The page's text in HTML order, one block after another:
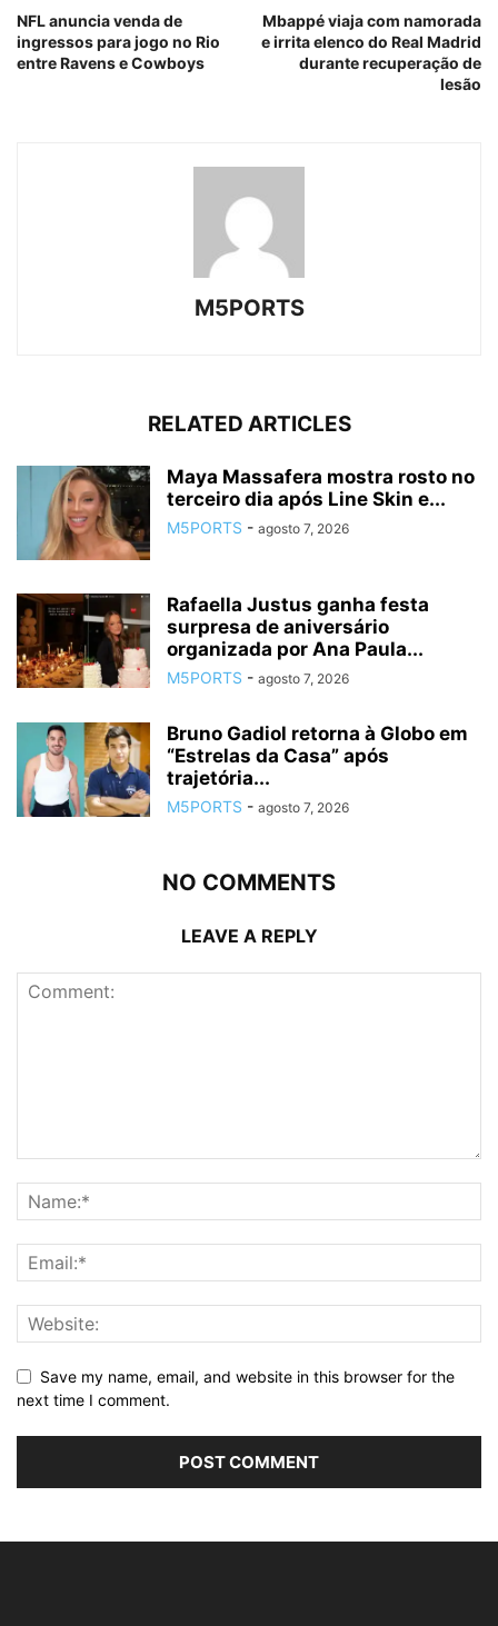
NFL anuncia venda de
ingressos para jogo no Rio
entre Ravens e Cowboys
Mbappé viaja com namorada
e irrita elenco do Real Madrid
durante recuperação de
lesão
M5PORTS
RELATED ARTICLES
Maya Massafera mostra rosto no
terceiro dia após Line Skin e...
M5PORTS - agosto 7, 2026
Rafaella Justus ganha festa
surpresa de aniversário
organizada por Ana Paula...
M5PORTS - agosto 7, 2026
Bruno Gadiol retorna à Globo em
“Estrelas da Casa” após
trajetória...
M5PORTS - agosto 7, 2026
NO COMMENTS
LEAVE A REPLY
Save my name, email, and website in this browser for the
next time I comment.